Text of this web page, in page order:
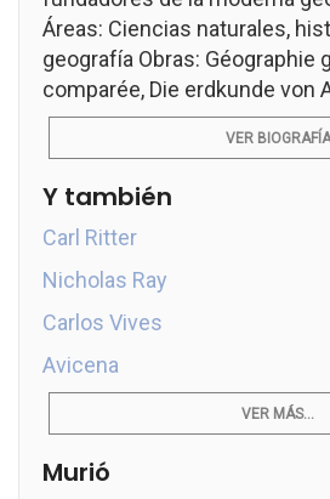
Áreas: Ciencias naturales,
geografía Obras: Géographie
comparée, Die erdkunde von
VER BIOGRAFÍA
Y también
Carl Ritter
Nicholas Ray
Carlos Vives
Avicena
VER MÁS...
Murió